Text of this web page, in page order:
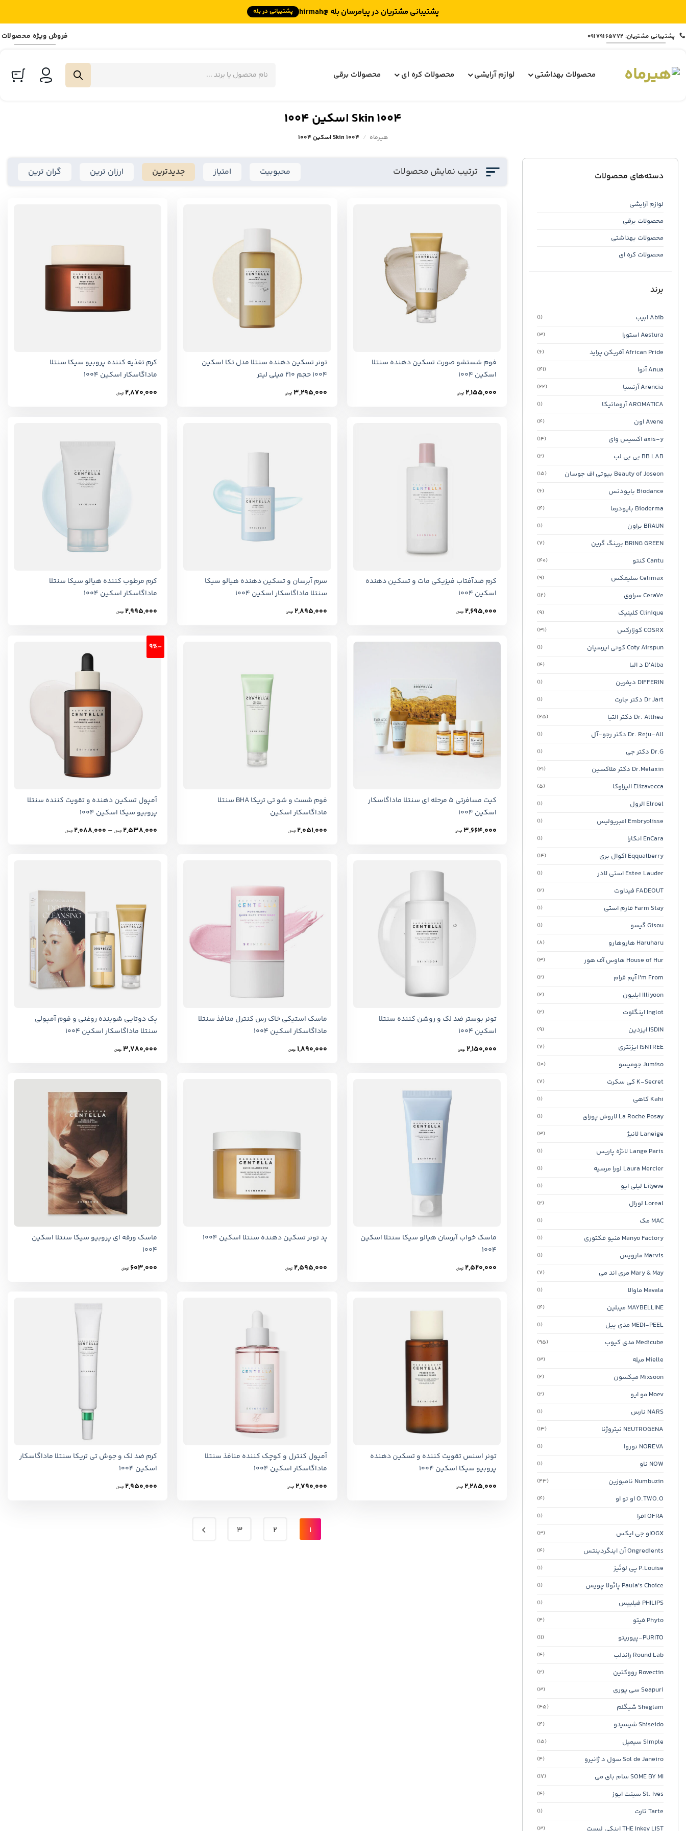
پشتیبانی مشتریان در پیامرسان بله @hirmah پشتیبانی در بله
Skip
to
پشتیبانی مشتریان: 09179165772 فروش ویژه محصولات
محصولات بهداشتی لوازم آرایشی محصولات کره ای محصولات برقی محصولات
Skin 1004 اسکین ۱۰۰۴
هیرماه / Skin 1004 اسکین ۱۰۰۴
دسته‌های محصولات
لوازم آرایشی
محصولات برقی
محصولات بهداشتی
محصولات کره ای
برند
Abib ابیب (1)
Aestura استورا (3)
African Pride آفریکن پراید (6)
Anua آنوا (41)
Arencia آرنسیا (22)
AROMATICA آروماتیکا (1)
Avene اون (4)
axis-y اکسیس وای (14)
BB LAB بی بی لب (2)
Beauty of Joseon بیوتی اف جوسان (15)
Biodance بایودنس (6)
Bioderma بایودرما (4)
BRAUN براون (1)
BRING GREEN برینگ گرین (7)
Cantu کنتو (40)
Celimax سلیمکس (9)
CeraVe سراوی (12)
Clinique کلینیک (9)
COSRX کوزارکس (31)
Coty Airspun کوتی ایرسپان (1)
D'Alba د البا (4)
DIFFERIN دیفرین (1)
Dr Jart دکتر جارت (1)
Dr. Althea دکتر التیا (25)
Dr. Reju-All دکتر رجو-آل (1)
Dr.G دکتر جی (1)
Dr.Melaxin دکتر ملاکسین (21)
Elizavecca الیزاوکا (5)
Elroel الرول (1)
Embryolisse امبریولیس (1)
EnCara انکارا (1)
Eqqualberry اکوال بری (14)
Estee Lauder استی لادر (1)
FADEOUT فیداوت (2)
Farm Stay فارم استی (1)
Gisou گیسو (1)
Haruharu هاروهارو (8)
House of Hur هاوس آف هور (3)
I'm From آیم فرام (2)
Illiyoon ایلیون (2)
Inglot اینگلوت (2)
ISDIN ایزدین (9)
ISNTREE ایزنتری (7)
Jumiso جومیسو (10)
K-Secret کی سکرت (7)
Kahi کاهی (1)
La Roche Posay لاروش پوزای (1)
Laneige لانیژ (3)
Lange Paris لانژه پاریس (1)
Laura Mercier لورا مرسیه (1)
Lilyeve لیلی ایو (1)
Loreal لورال (2)
MAC مک (1)
Manyo Factory منیو فکتوری (1)
Marvis مارویس (1)
Mary & May مری اند می (7)
Mavala ماوالا (1)
MAYBELLINE میبلین (4)
MEDI-PEEL مدی پیل (1)
Medicube مدی کیوب (95)
Mielle میله (3)
Mixsoon میکسون (2)
Moev مو ایو (2)
NARS نارس (1)
NEUTROGENA نیتروژنا (13)
NOREVA نوروا (1)
NOW ناو (1)
Numbuzin نامبوزین (43)
O.TWO.O او تو او (4)
OFRA افرا (1)
OGXاو جی ایکس (3)
Ongredients آن اینگردینتس (4)
P.Louise پی لوئیز (1)
Paula's Choice پائولا چویس (1)
PHILIPS فیلیپس (1)
Phyto فیتو (4)
PURITO-پیوریتو (11)
Round Lab راندلب (4)
Rovectin رووکتین (2)
Seapuri سی پوری (3)
Sheglam شیگلم (45)
Shiseido شیسیدو (4)
Simple سیمپل (15)
Sol de Janeiro سول د ژانیرو (4)
SOME BY MI سام بای می (17)
St. Ives سینت ایوز (4)
Tarte تارت (1)
THE Inkey LIST اینکی لیست (3)
ترتیب نمایش محصولات محبوبیت امتیاز جدیدترین ارزان ترین گران ترین
فوم شستشو صورت تسکین دهنده سنتلا
اسکین ۱۰۰۴
2,155,000 تومان
تونر تسکین دهنده سنتلا مدل تکا اسکین
1004 حجم 210 میلی لیتر
3,295,000 تومان
کرم تغذیه کننده پروبیو سیکا سنتلا
ماداگاسکار اسکین 1004
2,870,000 تومان
کرم ضدآفتاب فیزیکی مات و تسکین دهنده
اسکین 1004
2,695,000 تومان
سرم آبرسان و تسکین دهنده هیالو سیکا
سنتلا ماداگاسکار اسکین 1004
2,895,000 تومان
کرم مرطوب کننده هیالو سیکا سنتلا
ماداگاسکار اسکین 1004
2,995,000 تومان
کیت مسافرتی 5 مرحله ای سنتلا ماداگاسکار
اسکین 1004
3,664,000 تومان
فوم شست و شو تی تریکا BHA سنتلا
ماداگاسکار اسکین
2,051,000 تومان
-9%
آمپول تسکین دهنده و تقویت کننده سنتلا
پروبیو سیکا اسکین 1004
2,538,000 تومان –
2,088,000 تومانPrice
range:
تونر بوستر ضد لک و روشن کننده سنتلا
اسکین 1004
2,150,000 تومان
ماسک استیکی خاک رس کنترل منافذ سنتلا
ماداگاسکار اسکین 1004
1,890,000 تومان
پک دوتایی شوینده روغنی و فوم آمپولی
سنتلا ماداگاسکار اسکین 1004
3,780,000 تومان
ماسک خواب آبرسان هیالو سیکا سنتلا اسکین
1004
2,520,000 تومان
پد تونر تسکین دهنده سنتلا اسکین 1004
2,595,000 تومان
ماسک ورقه ای پروبیو سیکا سنتلا اسکین
1004
603,000 تومان
تونر اسنس تقویت کننده و تسکین دهنده
پروبیو سیکا اسکین 1004
2,285,000 تومان
آمپول کنترل و کوچک کننده منافذ سنتلا
ماداگاسکار اسکین 1004
2,790,000 تومان
کرم ضد لک و جوش تی تریکا سنتلا ماداگاسکار
اسکین 1004
2,950,000 تومان
1
2
3